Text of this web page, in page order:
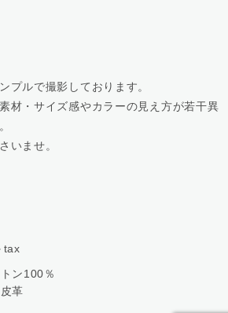
プルで撮影しております。
材・サイズ感やカラーの見え方が若干異
いませ。
tax
ン100％
革